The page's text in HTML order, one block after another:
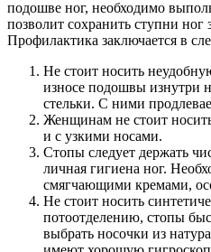
подошве ног, необходимо
позволит сохранить ступни
Профилактика заключается в
Не стоит носить
износе подошвы изнутри
стельки. С ними
Женщинам не стоит
и с узкими носами.
Стопы следует держать
личная гигиена ног.
смягчающими кремами,
Не стоит носить
потоотделению, стопы
выбрать носочки из